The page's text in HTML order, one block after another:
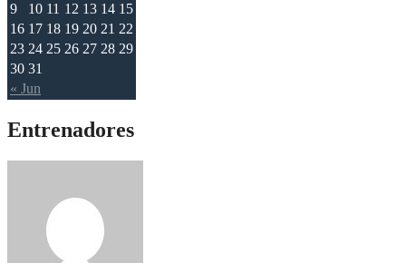
« Jun
9
10 11 12 13 14 15
16 17 18 19 20 21 22
23 24 25 26 27 28 29
30 31
Entrenadores